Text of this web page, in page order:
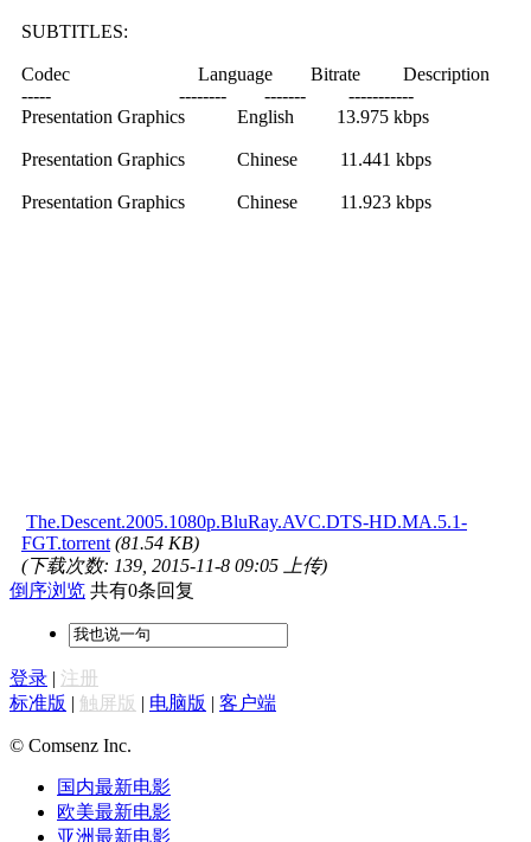
SUBTITLES:
Codec Language Bitrate Description
----- -------- ------- -----------
Presentation Graphics English 13.975 kbps
Presentation Graphics Chinese 11.441 kbps
Presentation Graphics Chinese 11.923 kbps
The.Descent.2005.1080p.BluRay.AVC.DTS-HD.MA.5.1-
FGT.torrent (81.54 KB)
(下载次数: 139, 2015-11-8 09:05 上传)
倒序浏览 共有0条回复
登录 | 注册
标准版 | 触屏版 | 电脑版 | 客户端
© Comsenz Inc.
国内最新电影
欧美最新电影
亚洲最新电影